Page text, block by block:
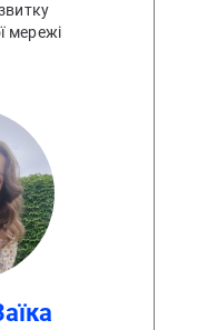
мережі